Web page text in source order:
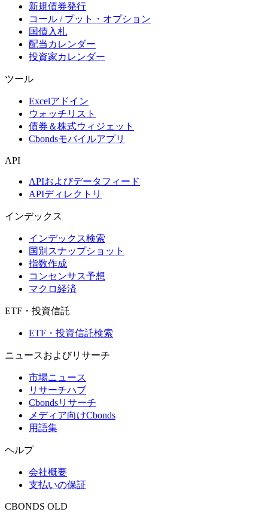
新規債券発行
コール / プット・オプション
国債入札
配当カレンダー
投資家カレンダー
ツール
Excelアドイン
ウォッチリスト
債券＆株式ウィジェット
Cbondsモバイルアプリ
API
APIおよびデータフィード
APIディレクトリ
インデックス
インデックス検索
国別スナップショット
指数作成
コンセンサス予想
マクロ経済
ETF・投資信託
ETF・投資信託検索
ニュースおよびリサーチ
市場ニュース
リサーチハブ
Cbondsリサーチ
メディア向けCbonds
用語集
ヘルプ
会社概要
支払いの保証
CBONDS OLD